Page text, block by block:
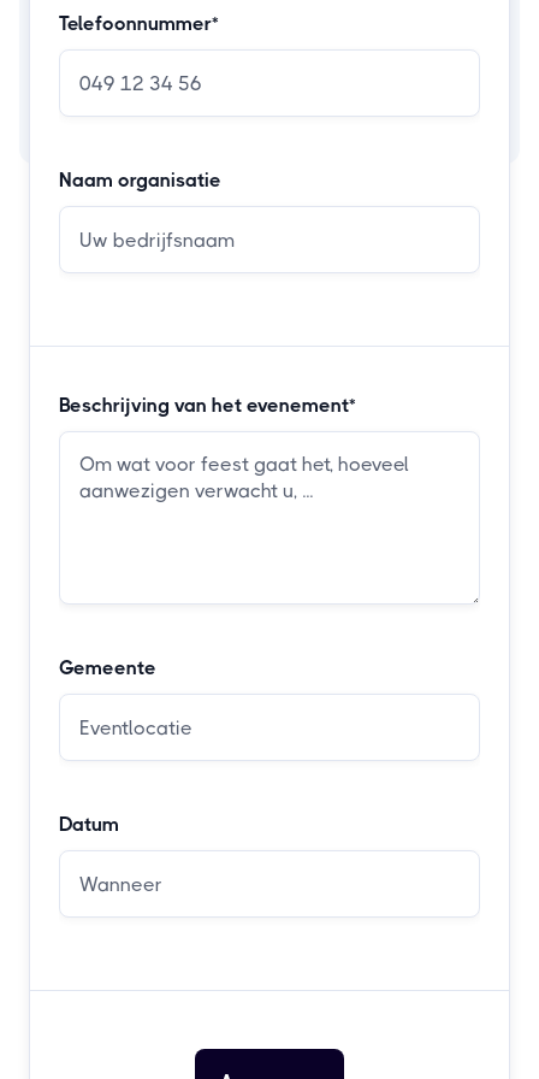
Telefoonnummer*
Naam organisatie
Beschrijving van het evenement*
Gemeente
Datum